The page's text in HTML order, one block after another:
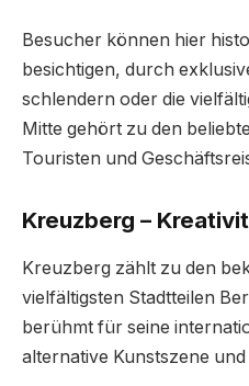
Besucher können hier
besichtigen, durch
schlendern oder die
Mitte gehört zu den
Touristen und
Kreuzberg –
Kreuzberg zählt zu den
vielfältigsten Stadtteilen
berühmt für seine
alternative Kunstszene